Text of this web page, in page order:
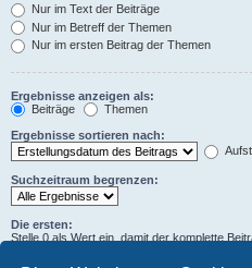
Nur im Text der Beiträge
Nur im Betreff der Themen
Nur im ersten Beitrag der Themen
Ergebnisse anzeigen als:
Beiträge
Themen
Ergebnisse sortieren nach:
Suchzeitraum begrenzen:
Die ersten:
Stelle 0 als Wert ein, damit der komplette